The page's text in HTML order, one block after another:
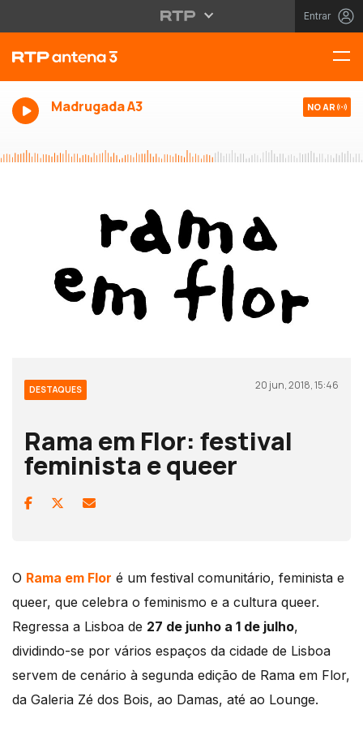
Entrar
Madrugada A3 NO AR
DESTAQUES 20 jun, 2018, 15:46
Rama em Flor: festival
feminista e queer
O Rama em Flor é um festival comunitário, feminista e
queer, que celebra o feminismo e a cultura queer.
Regressa a Lisboa de 27 de junho a 1 de julho,
dividindo-se por vários espaços da cidade de Lisboa
servem de cenário à segunda edição de Rama em Flor,
da Galeria Zé dos Bois, ao Damas, até ao Lounge.